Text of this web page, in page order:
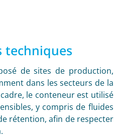
de sites de production,
dans les secteurs de la
le conteneur est utilisé
y compris de fluides
rétention, afin de respecter